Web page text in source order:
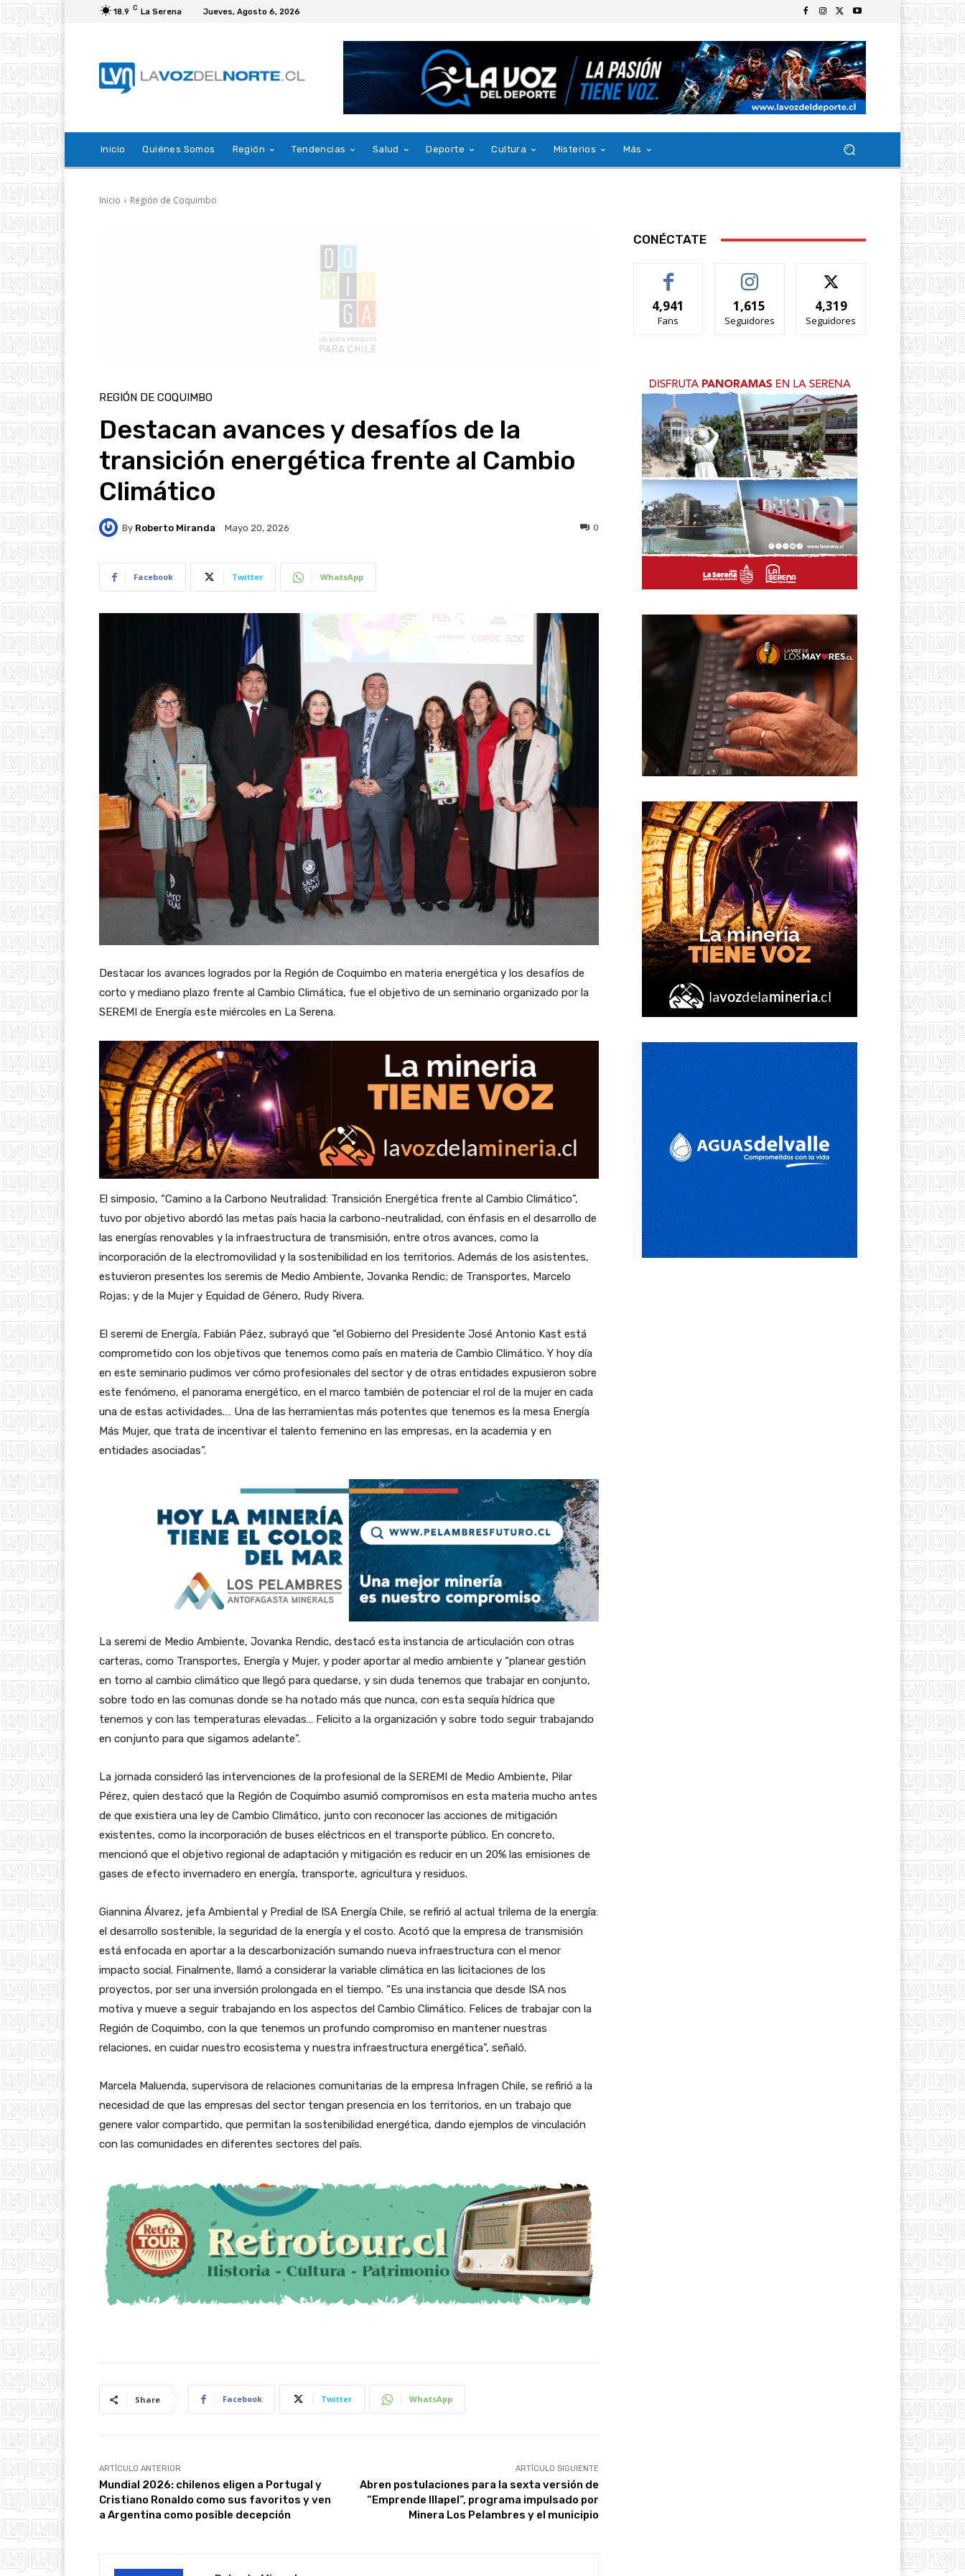
18.9 C La Serena Jueves, Agosto 6, 2026
Inicio Quiénes Somos Región Tendencias Salud Deporte Cultura Misterios Más
Inicio Región de Coquimbo
REGIÓN DE COQUIMBO
Destacan avances y desafíos de la
transición energética frente al Cambio
Climático
By Roberto Miranda Mayo 20, 2026 0
Facebook Twitter WhatsApp
Destacar los avances logrados por la Región de Coquimbo en materia energética y los desafíos de
corto y mediano plazo frente al Cambio Climática, fue el objetivo de un seminario organizado por la
SEREMI de Energía este miércoles en La Serena.
El simposio, “Camino a la Carbono Neutralidad: Transición Energética frente al Cambio Climático”,
tuvo por objetivo abordó las metas país hacia la carbono-neutralidad, con énfasis en el desarrollo de
las energías renovables y la infraestructura de transmisión, entre otros avances, como la
incorporación de la electromovilidad y la sostenibilidad en los territorios. Además de los asistentes,
estuvieron presentes los seremis de Medio Ambiente, Jovanka Rendic; de Transportes, Marcelo
Rojas; y de la Mujer y Equidad de Género, Rudy Rivera.
El seremi de Energía, Fabián Páez, subrayó que “el Gobierno del Presidente José Antonio Kast está
comprometido con los objetivos que tenemos como país en materia de Cambio Climático. Y hoy día
en este seminario pudimos ver cómo profesionales del sector y de otras entidades expusieron sobre
este fenómeno, el panorama energético, en el marco también de potenciar el rol de la mujer en cada
una de estas actividades.… Una de las herramientas más potentes que tenemos es la mesa Energía
Más Mujer, que trata de incentivar el talento femenino en las empresas, en la academia y en
entidades asociadas”.
La seremi de Medio Ambiente, Jovanka Rendic, destacó esta instancia de articulación con otras
carteras, como Transportes, Energía y Mujer, y poder aportar al medio ambiente y “planear gestión
en torno al cambio climático que llegó para quedarse, y sin duda tenemos que trabajar en conjunto,
sobre todo en las comunas donde se ha notado más que nunca, con esta sequía hídrica que
tenemos y con las temperaturas elevadas… Felicito a la organización y sobre todo seguir trabajando
en conjunto para que sigamos adelante”.
La jornada consideró las intervenciones de la profesional de la SEREMI de Medio Ambiente, Pilar
Pérez, quien destacó que la Región de Coquimbo asumió compromisos en esta materia mucho antes
de que existiera una ley de Cambio Climático, junto con reconocer las acciones de mitigación
existentes, como la incorporación de buses eléctricos en el transporte público. En concreto,
mencionó que el objetivo regional de adaptación y mitigación es reducir en un 20% las emisiones de
gases de efecto invernadero en energía, transporte, agricultura y residuos.
Giannina Álvarez, jefa Ambiental y Predial de ISA Energía Chile, se refirió al actual trilema de la energía:
el desarrollo sostenible, la seguridad de la energía y el costo. Acotó que la empresa de transmisión
está enfocada en aportar a la descarbonización sumando nueva infraestructura con el menor
impacto social. Finalmente, llamó a considerar la variable climática en las licitaciones de los
proyectos, por ser una inversión prolongada en el tiempo. “Es una instancia que desde ISA nos
motiva y mueve a seguir trabajando en los aspectos del Cambio Climático. Felices de trabajar con la
Región de Coquimbo, con la que tenemos un profundo compromiso en mantener nuestras
relaciones, en cuidar nuestro ecosistema y nuestra infraestructura energética”, señaló.
Marcela Maluenda, supervisora de relaciones comunitarias de la empresa Infragen Chile, se refirió a la
necesidad de que las empresas del sector tengan presencia en los territorios, en un trabajo que
genere valor compartido, que permitan la sostenibilidad energética, dando ejemplos de vinculación
con las comunidades en diferentes sectores del país.
Share Facebook Twitter WhatsApp
ARTÍCULO ANTERIOR
Mundial 2026: chilenos eligen a Portugal y
Cristiano Ronaldo como sus favoritos y ven
a Argentina como posible decepción
ARTÍCULO SIGUIENTE
Abren postulaciones para la sexta versión de
“Emprende Illapel”, programa impulsado por
Minera Los Pelambres y el municipio
CONÉCTATE
4,941
Fans
1,615
Seguidores
4,319
Seguidores